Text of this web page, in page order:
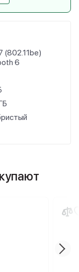
(802.11be)
6